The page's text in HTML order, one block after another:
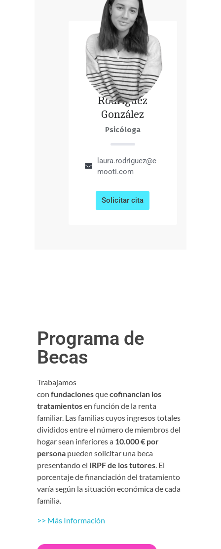
Laura
Rodríguez
González
Psicóloga
laura.rodriguez@e
mooti.com
Solicitar cita
Programa de
Becas
Trabajamos
con fundacionesquecofinancian los
tratamientosen función de la renta
familiar. Las familias cuyos ingresos totales
divididos entre el número de miembros del
hogar sean inferiores a 10.000 € por
persona pueden solicitar una beca
presentando el IRPF de los tutores. El
porcentaje de financiación del tratamiento
varía según la situación económica de cada
familia.
>> Más Información